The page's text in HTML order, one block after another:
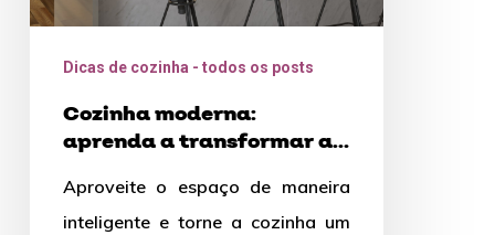
essas
dicasDicas de cozinha - todos os posts
Cozinha moderna:
aprenda a transformar a
Aproveite o espaço de maneira
inteligente e torne a cozinha um